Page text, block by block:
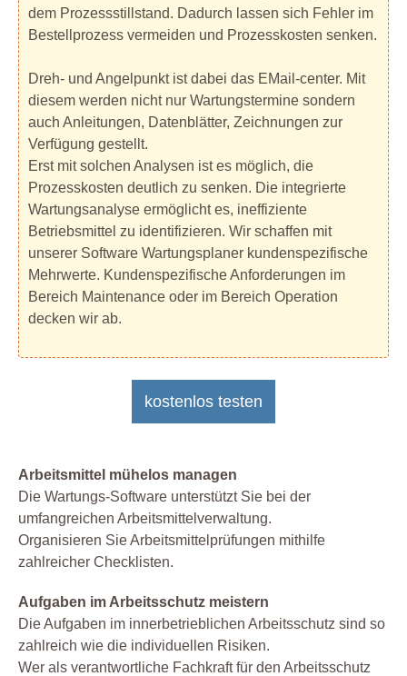
dem Prozessstillstand. Dadurch lassen sich Fehler im
Bestellprozess vermeiden und Prozesskosten senken.
Dreh- und Angelpunkt ist dabei das EMail-center. Mit
diesem werden nicht nur Wartungstermine sondern
auch Anleitungen, Datenblätter, Zeichnungen zur
Verfügung gestellt.
Erst mit solchen Analysen ist es möglich, die
Prozesskosten deutlich zu senken. Die integrierte
Wartungsanalyse ermöglicht es, ineffiziente
Betriebsmittel zu identifizieren. Wir schaffen mit
unserer Software Wartungsplaner kundenspezifische
Mehrwerte. Kundenspezifische Anforderungen im
Bereich Maintenance oder im Bereich Operation
decken wir ab.
kostenlos testen
Arbeitsmittel mühelos managen
Die Wartungs-Software unterstützt Sie bei der
umfangreichen Arbeitsmittelverwaltung.
Organisieren Sie Arbeitsmittelprüfungen mithilfe
zahlreicher Checklisten.
Aufgaben im Arbeitsschutz meistern
Die Aufgaben im innerbetrieblichen Arbeitsschutz sind so
zahlreich wie die individuellen Risiken.
Wer als verantwortliche Fachkraft für den Arbeitsschutz